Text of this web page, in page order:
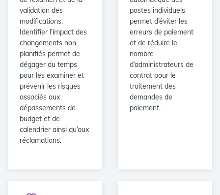
validation des
modifications.
Identifier l’impact des
changements non
planifiés permet de
dégager du temps
pour les examiner et
prévenir les risques
associés aux
dépassements de
budget et de
calendrier ainsi qu’aux
réclamations.
postes individuels
permet d’éviter les
erreurs de paiement
et de réduire le
nombre
d’administrateurs de
contrat pour le
traitement des
demandes de
paiement.